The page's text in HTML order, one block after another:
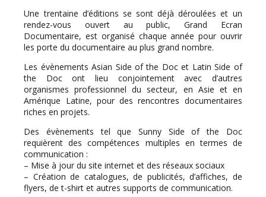
Une trentaine d’éditions se sont déjà déroulées et un
rendez-vous ouvert au public, Grand Ecran
Documentaire, est organisé chaque année pour ouvrir
les porte du documentaire au plus grand nombre.
Les évènements Asian Side of the Doc et Latin Side of
the Doc ont lieu conjointement avec d’autres
organismes professionnel du secteur, en Asie et en
Amérique Latine, pour des rencontres documentaires
riches en projets.
Des évènements tel que Sunny Side of the Doc
requièrent des compétences multiples en termes de
communication :
– Mise à jour du site internet et des réseaux sociaux
– Création de catalogues, de publicités, d’affiches, de
flyers, de t-shirt et autres supports de communication.